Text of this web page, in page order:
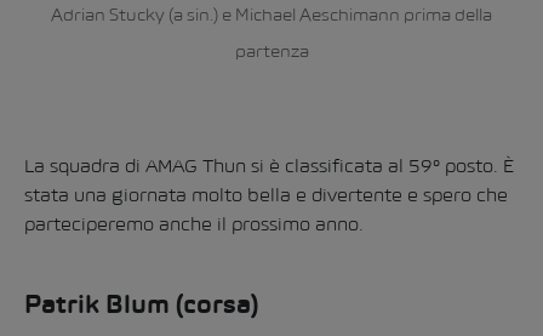
Adrian Stucky (a sin.) e Michael Aeschimann prima della
partenza
La squadra di AMAG Thun si è classificata al 59° posto. È
stata una giornata molto bella e divertente e spero che
parteciperemo anche il prossimo anno.
Patrik Blum (corsa)